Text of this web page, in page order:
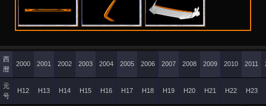
西
暦
2000 2001 2002 2003 2004 2005 2006 2007 2008 2009 2010 2011
元
号
H12 H13 H14 H15 H16 H17 H18 H19 H20 H21 H22 H23